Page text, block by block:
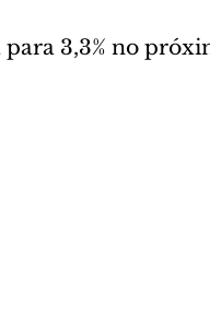
3,3% no